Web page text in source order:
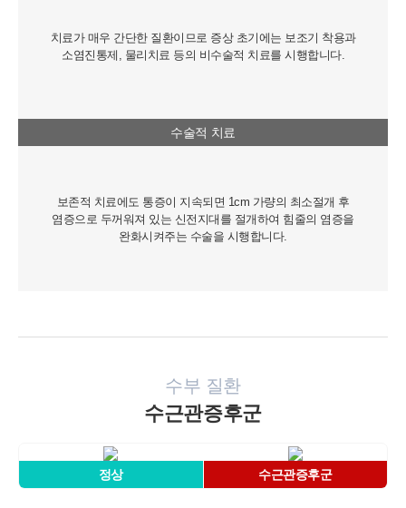
치료가 매우 간단한 질환이므로 증상 초기에는 보조기 착용과
소염진통제, 물리치료 등의 비수술적 치료를 시행합니다.
수술적 치료
보존적 치료에도 통증이 지속되면 1cm 가량의 최소절개 후
염증으로 두꺼워져 있는 신전지대를 절개하여 힘줄의 염증을
완화시켜주는 수술을 시행합니다.
수부 질환
수근관증후군
정상 수근관증후군
간은 아래와 같습니다.
여 보존할 필요성이 있는 경우에는 귀하의 개인정보를 보유할 수 있
습니다.
- 신용정보의 수집/처리 및 이용 등에 관한 기록 : 3년 (신용정보의 이
용 및 보호에 관한 법률)
- 웹사이트 방문에 관한 기록 : 3개월 (통신비밀보호법)
다.
- 신용정보의 수집/처리 및 이용 등에 관한 기록 : 3년 (신용정보의 이
- 방문에 관한 기록 : 3개월 (통신비밀보호법)
■ 동의를 거부할 권리가 있다는 사실과 동의 거부에 따른 불이익 내